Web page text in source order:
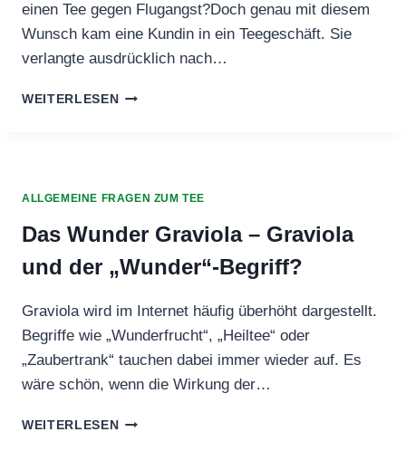
einen Tee gegen Flugangst?Doch genau mit diesem
Wunsch kam eine Kundin in ein Teegeschäft. Sie
verlangte ausdrücklich nach…
WEITERLESENGIBT
ALLGEMEINE FRAGEN ZUM TEE
Das Wunder Graviola – Graviola
und der „Wunder“-Begriff?
Graviola wird im Internet häufig überhöht dargestellt.
Begriffe wie „Wunderfrucht“, „Heiltee“ oder
„Zaubertrank“ tauchen dabei immer wieder auf. Es
wäre schön, wenn die Wirkung der…
WEITERLESENDAS